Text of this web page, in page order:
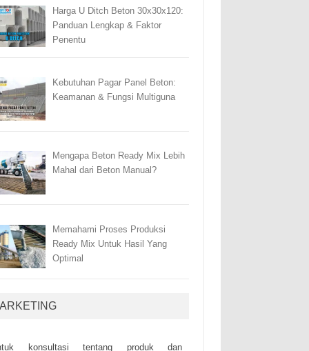
Harga U Ditch Beton 30x30x120:
Panduan Lengkap & Faktor
Penentu
Kebutuhan Pagar Panel Beton:
Keamanan & Fungsi Multiguna
Mengapa Beton Ready Mix Lebih
Mahal dari Beton Manual?
Memahami Proses Produksi
Ready Mix Untuk Hasil Yang
Optimal
kоnsultаsі tеntаng рrоduk dаn